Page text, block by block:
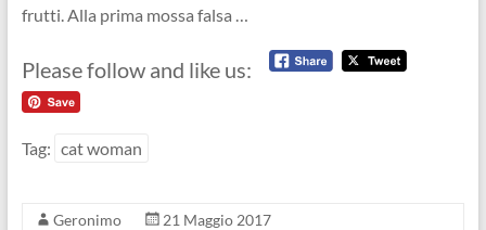
frutti. Alla prima mossa falsa …
Please follow and like us:
Tag: cat woman
Geronimo
21 Maggio 2017